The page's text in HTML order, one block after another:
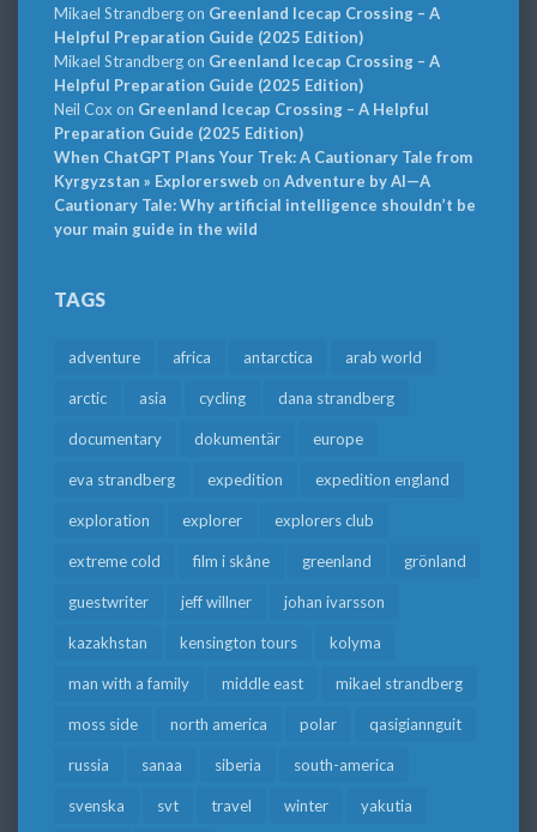
Mikael Strandbergon Greenland Icecap Crossing – A
Helpful Preparation Guide (2025 Edition)
Mikael Strandbergon Greenland Icecap Crossing – A
Helpful Preparation Guide (2025 Edition)
Neil Cox on Greenland Icecap Crossing – A Helpful
Preparation Guide (2025 Edition)
When ChatGPT Plans Your Trek: A Cautionary Tale from
Kyrgyzstan » Explorersweb on Adventure by AI—A
Cautionary Tale: Why artificial intelligence shouldn’t be
your main guide in the wild
TAGS
adventure africa antarctica arab world
arctic asia cycling dana strandberg
documentary dokumentär europe
eva strandberg expedition expedition england
exploration explorer explorers club
extreme cold film i skåne greenland grönland
guestwriter jeff willner johan ivarsson
kazakhstan kensington tours kolyma
man with a family middle east mikael strandberg
moss side north america polar qasigiannguit
russia sanaa siberia south-america
svenska svt travel winter yakutia